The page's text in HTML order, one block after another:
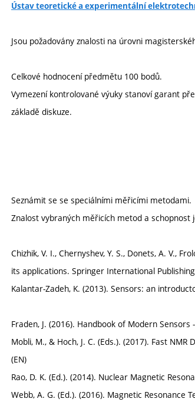
Ústav teoretické a experimentální
Jsou požadovány znalosti na úrovni
Celkové hodnocení předmětu 100 bodů.
Vymezení kontrolované výuky stanoví garant
základě diskuze.
Seznámit se se speciálními měřicími metodami.
Znalost vybraných měřicích metod a schopnost
Chizhik, V. I., Chernyshev, Y. S., Donets, A. V.,
its applications. Springer International
Kalantar-Zadeh, K. (2013). Sensors: an
Fraden, J. (2016). Handbook of Modern
Mobli, M., & Hoch, J. C. (Eds.). (2017). Fast
(EN)
Rao, D. K. (Ed.). (2014). Nuclear Magnetic
Webb, A. G. (Ed.). (2016). Magnetic Resonance